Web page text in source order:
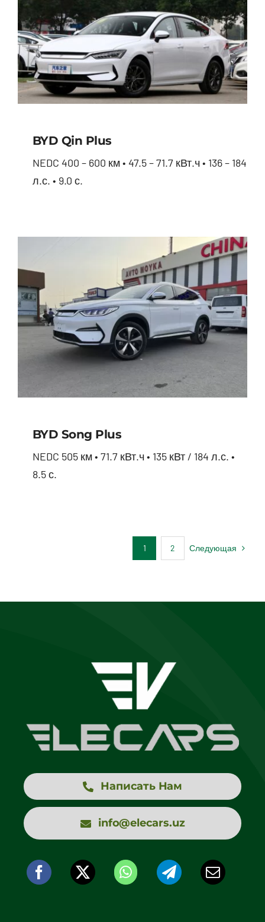
BYD Qin Plus
NEDC 400 – 600 км • 47.5 – 71.7 кВт.ч • 136 – 184
л.с. • 9.0 с.
BYD Song Plus
NEDC 505 км • 71.7 кВт.ч • 135 кВт / 184 л.с. •
8.5 с.
1 2 Следующая
Написать Нам
info@elecars.uz